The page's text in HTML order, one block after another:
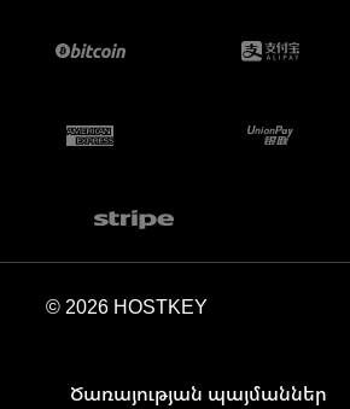
© 2026 HOSTKEY
Ծառայության պայմաններ